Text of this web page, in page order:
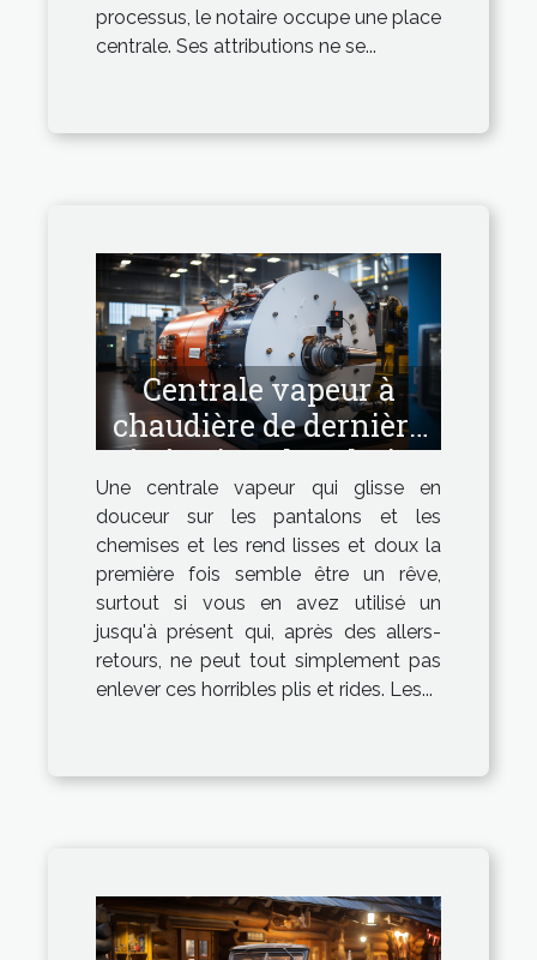
processus, le notaire occupe une place
centrale. Ses attributions ne se...
Centrale vapeur à
chaudière de dernière
génération : la solution
idéale !
Une centrale vapeur qui glisse en
douceur sur les pantalons et les
chemises et les rend lisses et doux la
première fois semble être un rêve,
surtout si vous en avez utilisé un
jusqu'à présent qui, après des allers-
retours, ne peut tout simplement pas
enlever ces horribles plis et rides. Les...